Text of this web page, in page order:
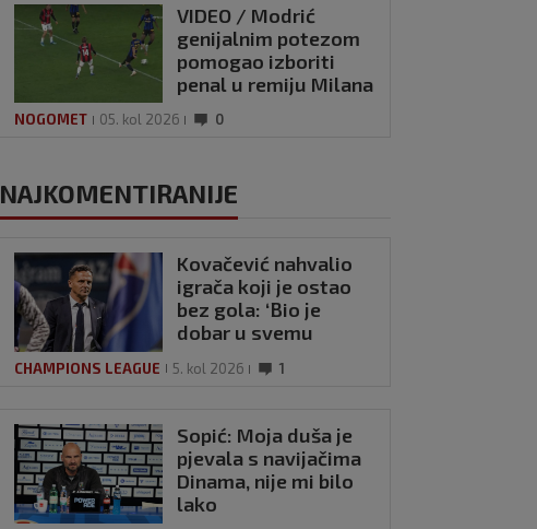
godine, Diomande
postaje najskuplji
afrički nogometaš u
povijesti
06. kol 2026 0
VIDEO / Modrić
genijalnim potezom
pomogao izboriti
penal u remiju Milana
NOGOMET 05. kol 2026 0
NAJKOMENTIRANIJE
Kovačević nahvalio
igrača koji je ostao
bez gola: ‘Bio je
dobar u svemu
CHAMPIONS LEAGUE 5. kol 2026 1
Sopić: Moja duša je
pjevala s navijačima
Dinama, nije mi bilo
lako